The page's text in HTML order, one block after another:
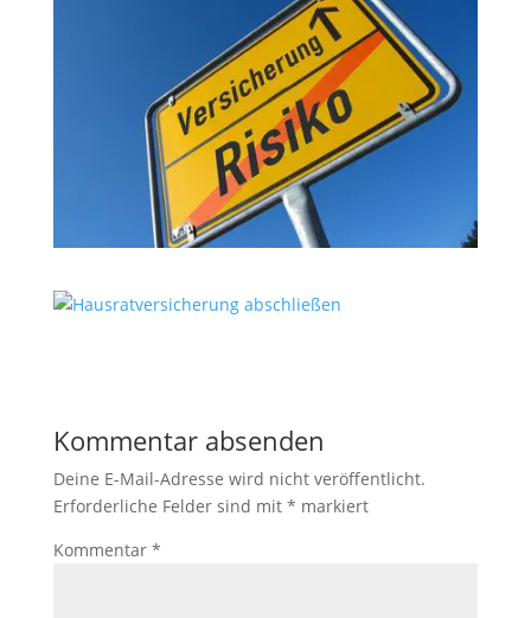
Kommentar absenden
Deine E-Mail-Adresse wird nicht veröffentlicht.
Erforderliche Felder sind mit * markiert
Kommentar *